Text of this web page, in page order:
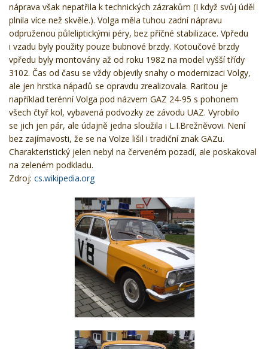
náprava však nepatřila k technických zázrakům (I když svůj úděl
plnila více než skvěle.). Volga měla tuhou zadní nápravu
odpruženou půleliptickými péry, bez příčné stabilizace. Vpředu
i vzadu byly použity pouze bubnové brzdy. Kotoučové brzdy
vpředu byly montovány až od roku 1982 na model vyšší třídy
3102. Čas od času se vždy objevily snahy o modernizaci Volgy,
ale jen hrstka nápadů se opravdu zrealizovala. Raritou je
například terénní Volga pod názvem GAZ 24-95 s pohonem
všech čtyř kol, vybavená podvozky ze závodu UAZ. Vyrobilo
se jich jen pár, ale údajně jedna sloužila i L.I.Brežněvovi. Není
bez zajímavosti, že se na Volze lišil i tradiční znak GAZu.
Charakteristický jelen nebyl na červeném pozadí, ale poskakoval
na zeleném podkladu.
Zdroj: cs.wikipedia.org